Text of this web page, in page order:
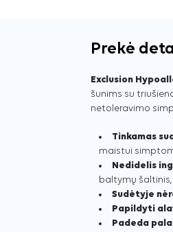
Prekė
Exclusion
šunims su
netoleravimo
Tinkamas
maistui
Nedidelis
baltymų
Sudėtyje
Papildyti
Padeda